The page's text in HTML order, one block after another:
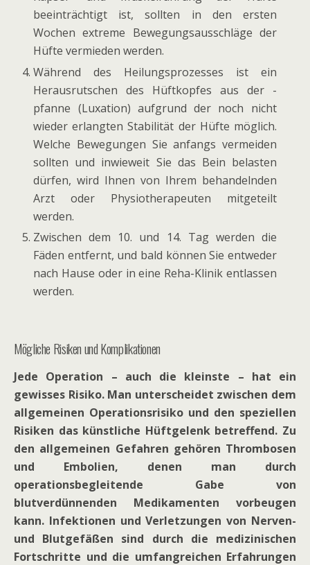
beeinträchtigt ist, sollten in den ersten
Wochen extreme Bewegungsausschläge der
Hüfte vermieden werden.
Während des Heilungsprozesses ist ein
Herausrutschen des Hüftkopfes aus der -
pfanne (Luxation) aufgrund der noch nicht
wieder erlangten Stabilität der Hüfte möglich.
Welche Bewegungen Sie anfangs vermeiden
sollten und inwieweit Sie das Bein belasten
dürfen, wird Ihnen von Ihrem behandelnden
Arzt oder Physiotherapeuten mitgeteilt
werden.
Zwischen dem 10. und 14. Tag werden die
Fäden entfernt, und bald können Sie entweder
nach Hause oder in eine Reha-Klinik entlassen
werden.
Mögliche Risiken und Komplikationen
Jede Operation – auch die kleinste – hat ein
gewisses Risiko. Man unterscheidet zwischen dem
allgemeinen Operationsrisiko und den speziellen
Risiken das künstliche Hüftgelenk betreffend. Zu
den allgemeinen Gefahren gehören Thrombosen
und Embolien, denen man durch
operationsbegleitende Gabe von
blutverdünnenden Medikamenten vorbeugen
kann. Infektionen und Verletzungen von Nerven-
und Blutgefäßen sind durch die medizinischen
Fortschritte und die umfangreichen Erfahrungen